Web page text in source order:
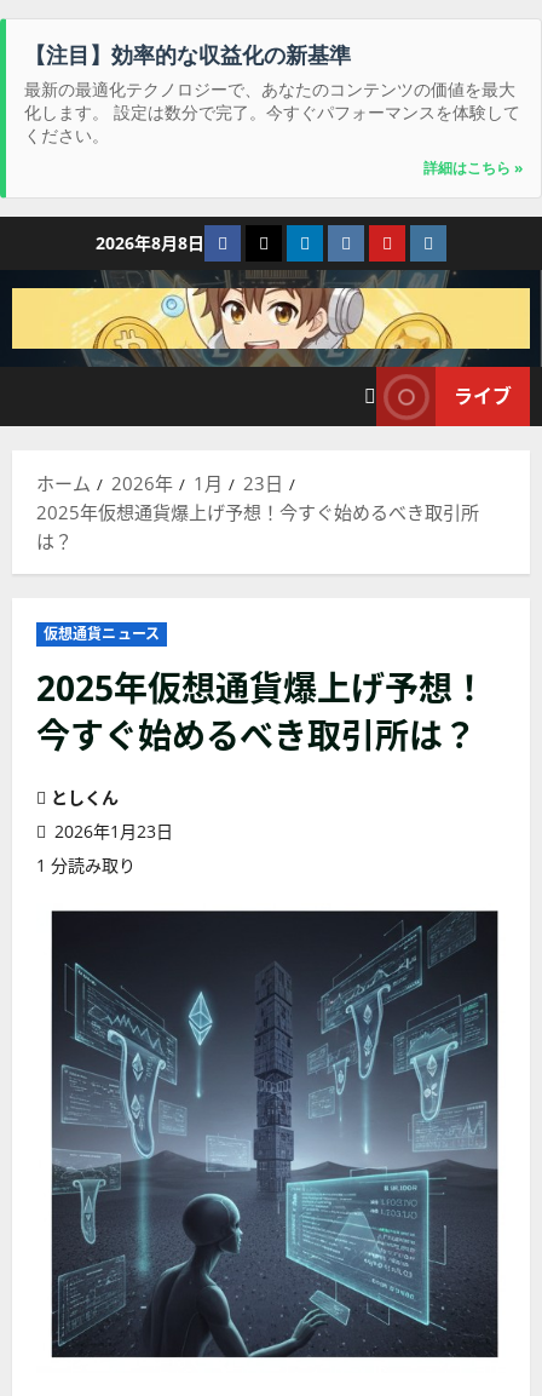
【注目】効率的な収益化の新基準
最新の最適化テクノロジーで、あなたのコンテンツの価値を最大
化します。 設定は数分で完了。今すぐパフォーマンスを体験して
ください。
詳細はこちら »
テ
ツ
2026年8月8日 Facebook
TwitterLinkedIn
VK YouTubeInstagram
ライブ
ホーム 2026年 1月
23日
2025年仮想通貨爆上げ予想！今すぐ始めるべき取引所
は？
仮想通貨ニュース
2025年仮想通貨爆上げ予想！
今すぐ始めるべき取引所は？
としくん
2026年1月23日
1 分読み取り